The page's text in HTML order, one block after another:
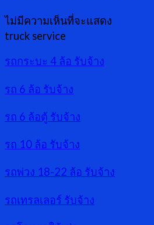
ไม่มีความเห็นที่จะแสดง
truck service
รถกระบะ 4 ล้อ รับจ้าง
รถ 6 ล้อ รับจ้าง
รถ 6 ล้อตู้ รับจ้าง
รถ 10 ล้อ รับจ้าง
รถพ่วง 18-22 ล้อ รับจ้าง
รถเทรลเลอร์ รับจ้าง